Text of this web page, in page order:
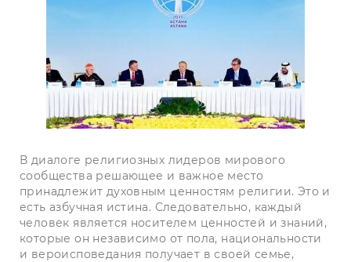
В диалоге религиозных лидеров мирового
сообщества решающее и важное место
принадлежит духовным ценностям религии. Это и
есть азбучная истина. Следовательно, каждый
человек является носителем ценностей и знаний,
которые он независимо от пола, национальности
и вероисповедания получает в своей семье,